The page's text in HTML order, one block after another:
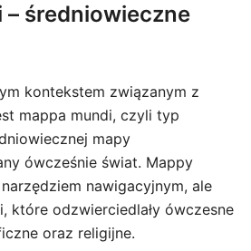
– średniowieczne
kontekstem związanym z
mappa mundi, czyli typ
mapy
ówcześnie świat. Mappy
nawigacyjnym, ale
które odzwierciedlały ówczesne
oraz religijne.